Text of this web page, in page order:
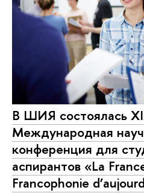
В ШИЯ состоялась
Международная
конференция для
аспирантов «La
Francophonie